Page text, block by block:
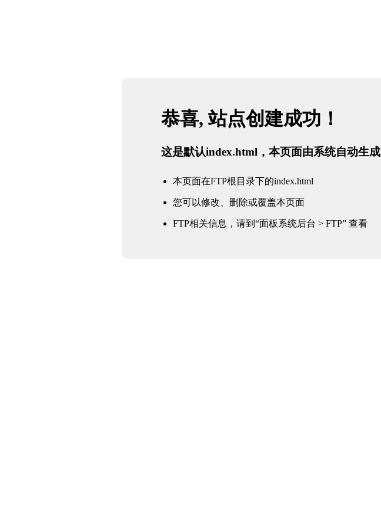
恭喜, 站点创建成功！
这是默认index.html，本页面由系统自动生成
本页面在FTP根目录下的index.html
您可以修改、删除或覆盖本页面
FTP相关信息，请到“面板系统后台 > FTP” 查看